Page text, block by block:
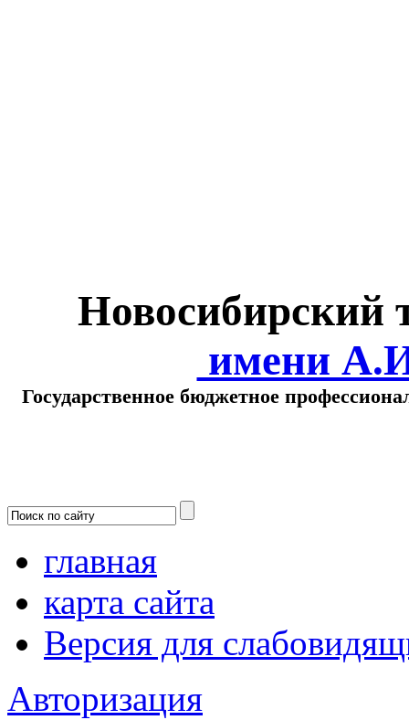
Новосибирский
имени
Государственное бюджетное
главная
карта сайта
Версия для
Авторизация